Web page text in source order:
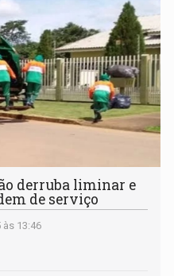
derruba liminar e
de serviço
às 13:46